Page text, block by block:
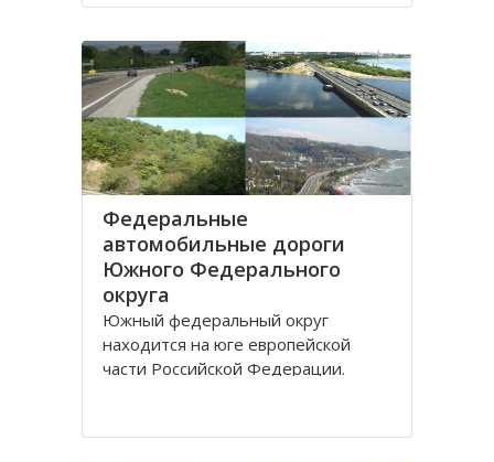
Дону.
Густой речной сетью покрыта
территория ЮО, однако, по
территории она распределена не
равномерно и в
Федеральные
автомобильные дороги
Южного Федерального
округа
Южный федеральный округ
находится на юге европейской
части Российской Федерации.
здесь же находится